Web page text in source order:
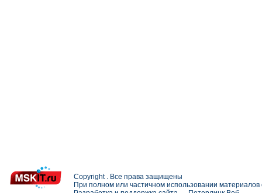
Copyright . Все права защищены
При полном или частичном использовании